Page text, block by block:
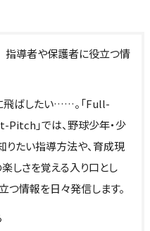
指導者や保護者に役立つ情
飛ばしたい……。「Full-
Pitch」では、野球少年・少
りたい指導方法や、育成現
しさを覚える入り口とし
つ情報を日々発信します。